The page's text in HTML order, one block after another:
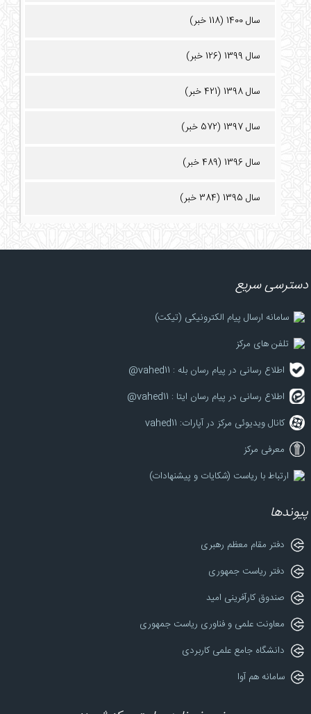
سال 1400 (118 خبر)
سال 1399 (126 خبر)
سال 1398 (421 خبر)
سال 1397 (572 خبر)
سال 1396 (489 خبر)
سال 1395 (384 خبر)
دسترسی سریع
سامانه ارسال پیام الکترونیکی (تیکت)
تلفن های مرکز
اطلاع رسانی در پیام رسان بله : vahed11@
اطلاع رسانی در پیام رسان ایتا : vahed11@
کانال ویدیوئی مرکز در آپارات: vahed11
معرفی مرکز
ارتباط با ریاست (شکایات و پیشنهادات)
پیوندها
دفتر مقام معظم رهبری
دفتر ریاست جمهوری
صندوق کارآفرینی امید
معاونت علمی و فناوری ریاست جمهوری
دانشگاه جامع علمی کاربردی
سامانه هم آوا